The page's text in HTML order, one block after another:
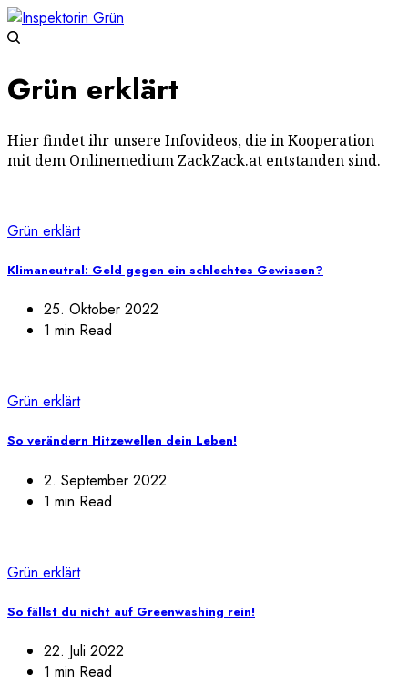
Grün erklärt
Hier findet ihr unsere Infovideos, die in Kooperation
mit dem Onlinemedium ZackZack.at entstanden sind.
Grün erklärt
Klimaneutral: Geld gegen ein schlechtes Gewissen?
25. Oktober 2022
1 min Read
Grün erklärt
So verändern Hitzewellen dein Leben!
2. September 2022
1 min Read
Grün erklärt
So fällst du nicht auf Greenwashing rein!
22. Juli 2022
1 min Read